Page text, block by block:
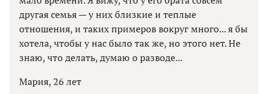
другая семья — у них близкие и теплые
отношения, и таких примеров вокруг много... я бы
хотела, чтобы у нас было так же, но этого нет. Не
знаю, что делать, думаю о разводе...
Мария, 26 лет